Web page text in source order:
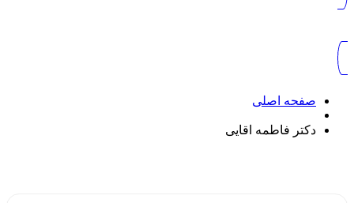
صفحه اصلی
دکتر فاطمه اقایی